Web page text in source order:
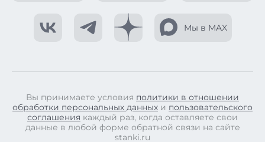
Мы в MAX
Вы принимаете условия политики в отношении
обработки персональных данных и пользовательского
соглашения каждый раз, когда оставляете свои
данные в любой форме обратной связи на сайте
stanki.ru